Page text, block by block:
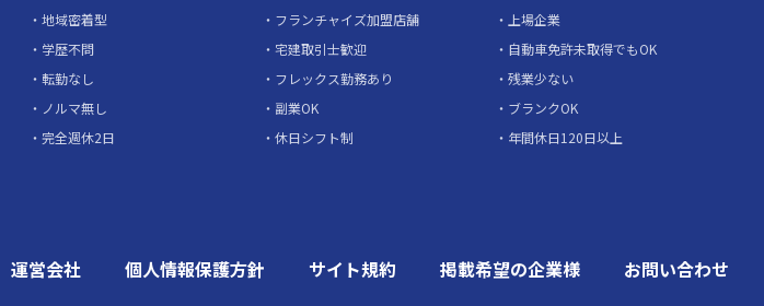
地域密着型 フランチャイズ加盟店舗
上場企業
学歴不問 宅建取引士歓迎
自動車免許未取得でもOK
転勤なし フレックス勤務あり
残業少ない
ノルマ無し 副業OK
ブランクOK
完全週休2日 休日シフト制
年間休日120日以上
運営会社 個人情報保護方針 サイト規約 掲載希望の企業様 お問い合わせ